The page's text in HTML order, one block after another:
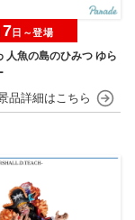
人魚の島のひみつ ゆら
7日～登場